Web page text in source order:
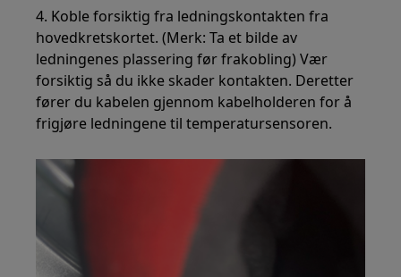
4. Koble forsiktig fra ledningskontakten fra
hovedkretskortet. (Merk: Ta et bilde av
ledningenes plassering før frakobling) Vær
forsiktig så du ikke skader kontakten. Deretter
fører du kabelen gjennom kabelholderen for å
frigjøre ledningene til temperatursensoren.